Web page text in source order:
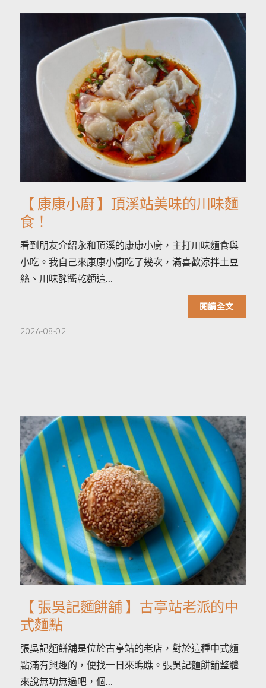
【 康康小廚 】頂溪站美味的川味麵
食！
看到朋友介紹永和頂溪的康康小廚，主打川味麵食與
小吃。我自己來康康小廚吃了幾次，滿喜歡涼拌土豆
絲、川味醡醬乾麵這…
閱讀全文
2026-08-02
【 張吳記麵餅舖 】古亭站老派的中
式麵點
張吳記麵餅舖是位於古亭站的老店，對於這種中式麵
點滿有興趣的，便找一日來瞧瞧。張吳記麵餅舖整體
來說無功無過吧，個…